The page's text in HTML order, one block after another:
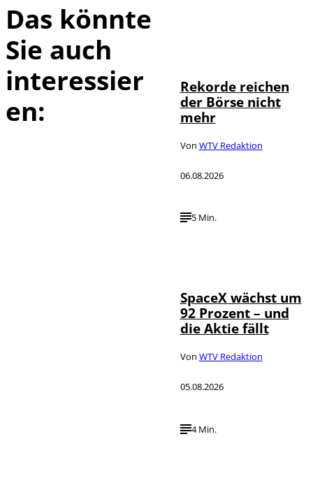
Das könnte
Sie auch
interessier
en:
Rekorde reichen
der Börse nicht
mehr
Von WTV Redaktion
06.08.2026
5 Min.
SpaceX wächst um
92 Prozent – und
die Aktie fällt
Von WTV Redaktion
05.08.2026
4 Min.